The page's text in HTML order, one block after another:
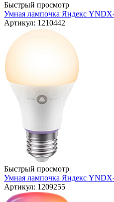
Быстрый просмотр
Умная лампочка Яндекс
Артикул: 1210442
Быстрый просмотр
Умная лампочка Яндекс
Артикул: 1209255